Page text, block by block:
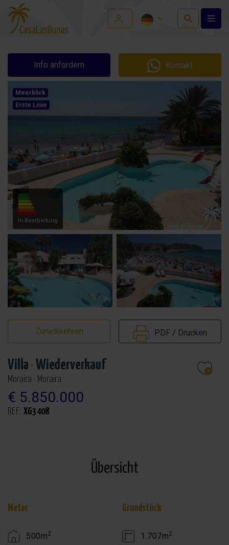
Info anfordern Kontakt
Meerblick
Erste Linie
In Bearbeitung
Zurückkehren PDF / Drucken
Villa · Wiederverkauf
Moraira · Moraira
€ 5.850.000
REF.: XG3408
Übersicht
Meter
500m2
Grundstück
1.707m2